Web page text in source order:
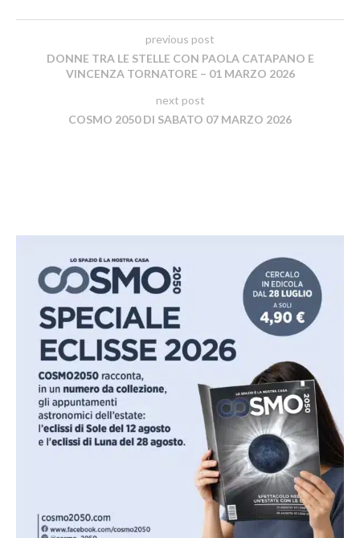
previous post
DONNE TRA LE STELLE CON PAOLA CATAPANO E
VINCENZA TORNATORE – 01 MARZO 2026
next post
COSMO 2050 DI SABATO 07 MARZO 2026